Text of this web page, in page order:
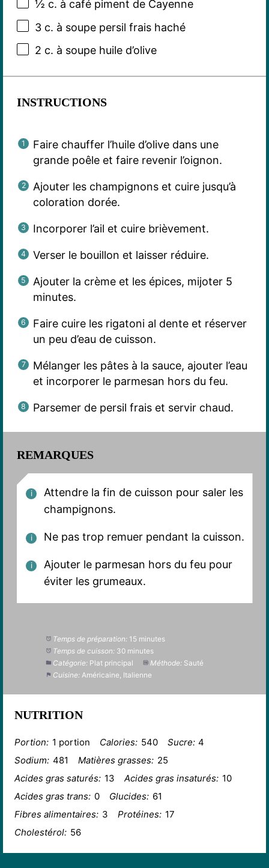
½ c. à café piment de Cayenne
3c. à soupe persil frais haché
2 c. à soupe huile d’olive
INSTRUCTIONS
Faire chauffer l’huile d’olive dans une
grande poêle et faire revenir l’oignon.
Ajouter les champignons et cuire jusqu’à
coloration dorée.
Incorporer l’ail et cuire brièvement.
Verser le bouillon et laisser réduire.
Ajouter la crème et les épices, mijoter 5
minutes.
Faire cuire les rigatoni al dente et réserver
un peu d’eau de cuisson.
Mélanger les pâtes à la sauce, ajouter l’eau
et incorporer le parmesan hors du feu.
Parsemer de persil frais et servir chaud.
REMARQUES
Attendre la fin de cuisson pour saler les
champignons.
Ne pas trop remuer pendant la cuisson.
Ajouter le parmesan hors du feu pour
éviter les grumeaux.
Temps de préparation: 15 minutes
Temps de cuisson: 30 minutes
Catégorie: Plat principal Méthode: Sauté
Cuisine: Américaine, Italienne
NUTRITION
Portion: 1 portion Calories: 540 Sucre: 4
Sodium: 481 Matières grasses: 25
Acides gras saturés: 13 Acides gras insaturés: 10
Acides gras trans: 0 Glucides: 61
Fibres alimentaires: 3 Protéines: 17
Cholestérol: 56